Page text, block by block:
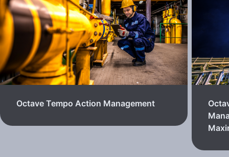
Octave Tempo Action Management